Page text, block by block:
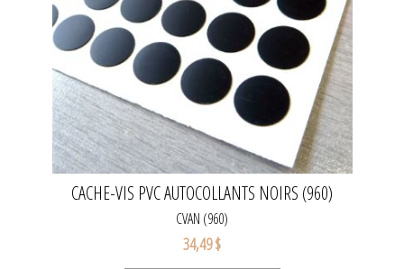
CACHE-VIS PVC AUTOCOLLANTS NOIRS (960)
CVAN (960)
34,49 $